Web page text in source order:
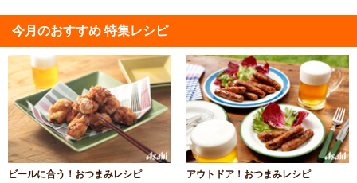
今月のおすすめ 特集レシピ
ビールに合う！おつまみレシピ アウトドア！おつまみレシピ